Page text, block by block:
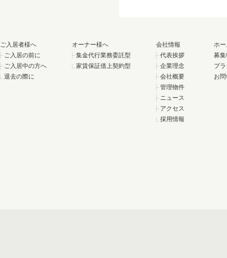
ご入居者様へ
ご入居の前に
ご入居中の方へ
退去の際に
オーナー様へ
集金代行業務委託型
家賃保証借上契約型
会社情報
代表挨拶
企業理念
会社概要
管理物件
ニュース
アクセス
採用情報
ホ
募
プ
お